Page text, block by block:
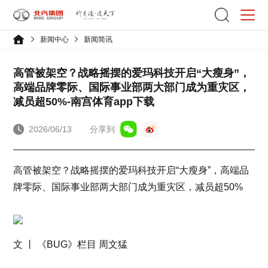
新闻中心 新闻简讯
高管被架空？战略摇摆的爱玛科技开启“大瘦身”，
高端品牌零际、国际事业部两大部门成为重灾区，
减员超50%-南宫体育app下载
2026/06/13 分享到
高管被架空？战略摇摆的爱玛科技开启“大瘦身”，高端品
牌零际、国际事业部两大部门成为重灾区，减员超50%
文 丨 《BUG》栏目 周文猛